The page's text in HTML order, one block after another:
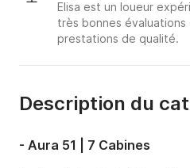
Elisa est un loueur
très bonnes
prestations de qualité.
Description du
- Aura 51 | 7 Cabines